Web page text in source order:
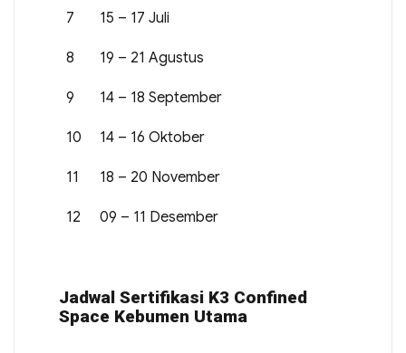
7 15 – 17 Juli
8 19 – 21 Agustus
9 14 – 18 September
10 14 – 16 Oktober
11 18 – 20 November
12 09 – 11 Desember
Jadwal Sertifikasi K3 Confined
Space Kebumen Utama